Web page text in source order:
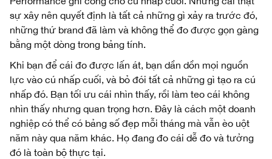
sự xây nên quyết định là tất cả những gì xảy ra trước đó,
những thứ brand đã làm và không thể đo được gọn gàng
bằng một dòng trong bảng tính.
Khi bạn để cái đo được lấn át, bạn dần dồn mọi nguồn
lực vào cú nhấp cuối, và bỏ đói tất cả những gì tạo ra cú
nhấp đó. Bạn tối ưu cái nhìn thấy, rồi làm teo cái không
nhìn thấy nhưng quan trọng hơn. Đây là cách một doanh
nghiệp có thể có bảng số đẹp mỗi tháng mà vẫn èo uột
năm này qua năm khác. Họ đang đo cái dễ đo và tưởng
đó là toàn bộ thực tại.